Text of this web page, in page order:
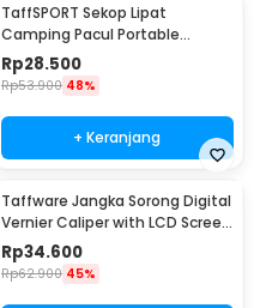
TaffSPORT Sekop Lipat
Camping Pacul Portable
Tactical Survival 40cm - 101
Rp28.500
Rp53.900 48%
+ Keranjang
Taffware Jangka Sorong Digital
Vernier Caliper with LCD Screen
150mm - JIGO-150
Rp34.600
Rp62.900 45%